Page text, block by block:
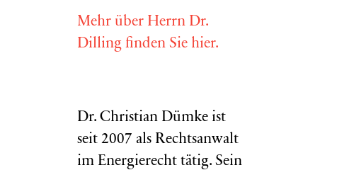
Mehr über Herrn Dr.
Dilling finden Sie hier.
Dr. Christian Dümke ist
seit 2007 als Rechtsanwalt
im Energierecht tätig. Sein